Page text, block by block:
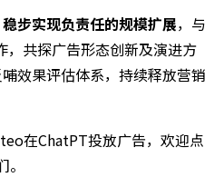
步实现负责任的规模扩展，与
，共探广告形态创新及演进方
效果评估体系，持续释放营销
在ChatPT投放广告，欢迎点